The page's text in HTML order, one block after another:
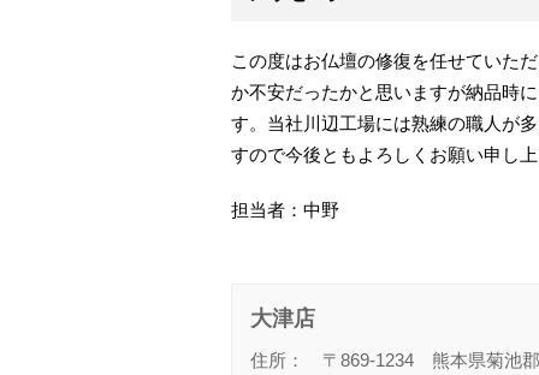
この度はお仏壇の修復を任せていた
か不安だったかと思いますが納品時
す。当社川辺工場には熟練の職人が
すので今後ともよろしくお願い申し
担当者：中野
大津店
住所： 〒869-1234 熊本県菊池郡